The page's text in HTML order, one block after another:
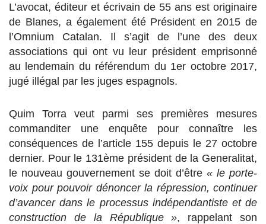
L’avocat, éditeur et écrivain de 55 ans est originaire
de Blanes, a également été Président en 2015 de
l’Omnium Catalan. Il s’agit de l’une des deux
associations qui ont vu leur président emprisonné
au lendemain du référendum du 1er octobre 2017,
jugé illégal par les juges espagnols.
Quim Torra veut parmi ses premières mesures
commanditer une enquête pour connaître les
conséquences de l’article 155 depuis le 27 octobre
dernier. Pour le 131ème président de la Generalitat,
le nouveau gouvernement se doit d’être « le porte-
voix pour pouvoir dénoncer la répression, continuer
d’avancer dans le processus indépendantiste et de
construction de la République », rappelant son